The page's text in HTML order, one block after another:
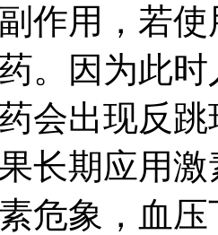
作用，若
。因为此
会出现反
长期应用
危象，血